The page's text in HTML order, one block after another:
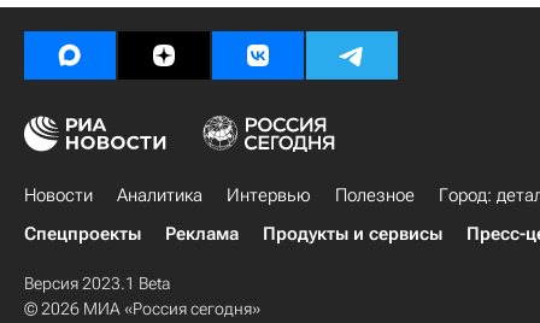
Новости Аналитика Интервью Полезное
Город:
Спецпроекты
Реклама Продукты и сервисы Пресс-
Версия 2023.1 Beta
© 2026 МИА «Россия сегодня»